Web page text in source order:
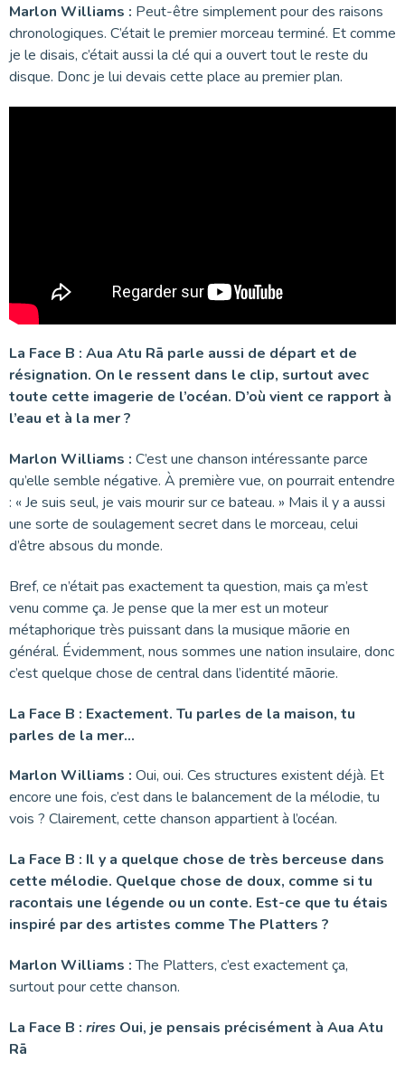
Marlon Williams : Peut-être simplement pour des raisons
chronologiques. C’était le premier morceau terminé. Et comme
je le disais, c’était aussi la clé qui a ouvert tout le reste du
disque. Donc je lui devais cette place au premier plan.
La Face B : Aua Atu Rā parle aussi de départ et de
résignation. On le ressent dans le clip, surtout avec
toute cette imagerie de l’océan. D’où vient ce rapport à
l’eau et à la mer ?
Marlon Williams : C’est une chanson intéressante parce
qu’elle semble négative. À première vue, on pourrait entendre
: « Je suis seul, je vais mourir sur ce bateau. » Mais il y a aussi
une sorte de soulagement secret dans le morceau, celui
d’être absous du monde.
Bref, ce n’était pas exactement ta question, mais ça m’est
venu comme ça. Je pense que la mer est un moteur
métaphorique très puissant dans la musique māorie en
général. Évidemment, nous sommes une nation insulaire, donc
c’est quelque chose de central dans l’identité māorie.
La Face B : Exactement. Tu parles de la maison, tu
parles de la mer…
Marlon Williams : Oui, oui. Ces structures existent déjà. Et
encore une fois, c’est dans le balancement de la mélodie, tu
vois ? Clairement, cette chanson appartient à l’océan.
La Face B : Il y a quelque chose de très berceuse dans
cette mélodie. Quelque chose de doux, comme si tu
racontais une légende ou un conte. Est-ce que tu étais
inspiré par des artistes comme The Platters ?
Marlon Williams :The Platters, c’est exactement ça,
surtout pour cette chanson.
La Face B : rires Oui, je pensais précisément à Aua Atu
Rā